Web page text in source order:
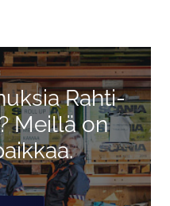
Rahti-
Meillä on